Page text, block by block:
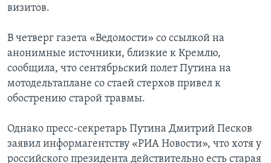
визитов.
В четверг газета «Ведомости» со ссылкой на
анонимные источники, близкие к Кремлю,
сообщила, что сентябрьский полет Путина на
мотодельтаплане со стаей стерхов привел к
обострению старой травмы.
Однако пресс-секретарь Путина Дмитрий Песков
заявил информагентству «РИА Новости», что хотя у
российского президента действительно есть старая